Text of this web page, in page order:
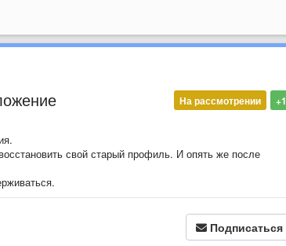
+1
На рассмотрении
свой старый профиль. И опять же после
Подписаться